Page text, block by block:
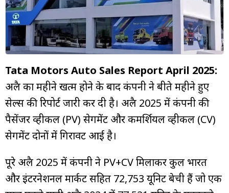
Tata Motors Auto Sales Report April 2025:
अप्रैल का महीने खत्म होने के बाद कंपनी ने बीते महीने हुए
सेल्स की रिपोर्ट जारी कर दी है। अप्रैल 2025 में कंपनी की
पैसेंजर व्हीकल (PV) सेगमेंट और कमर्शियल व्हीकल (CV)
सेगमेंट दोनों में गिरावट आई है।
पूरे अप्रैल 2025 में कंपनी ने PV+CV मिलाकर कुल भारत
और इंटरनेशनल मार्कट सहित 72,753 यूनिट बेची हैं जो एक